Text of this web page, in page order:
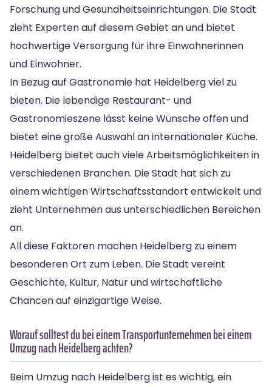
Forschung und Gesundheitseinrichtungen. Die Stadt
zieht Experten auf diesem Gebiet an und bietet
hochwertige Versorgung für ihre Einwohnerinnen
und Einwohner.
In Bezug auf Gastronomie hat Heidelberg viel zu
bieten. Die lebendige Restaurant- und
Gastronomieszene lässt keine Wünsche offen und
bietet eine große Auswahl an internationaler Küche.
Heidelberg bietet auch viele Arbeitsmöglichkeiten in
verschiedenen Branchen. Die Stadt hat sich zu
einem wichtigen Wirtschaftsstandort entwickelt und
zieht Unternehmen aus unterschiedlichen Bereichen
an.
All diese Faktoren machen Heidelberg zu einem
besonderen Ort zum Leben. Die Stadt vereint
Geschichte, Kultur, Natur und wirtschaftliche
Chancen auf einzigartige Weise.
Worauf solltest du bei einem Transportunternehmen bei einem
Umzug nach Heidelberg achten?
Beim Umzug nach Heidelberg ist es wichtig, ein